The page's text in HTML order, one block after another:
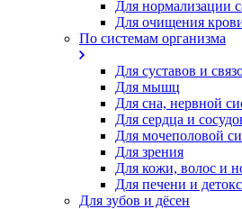
Для нормализации
Для очищения
По системам организма
Для суставов и
Для мышц
Для сна, нервной
Для сердца и
Для мочеполовой
Для зрения
Для кожи, волос и
Для печени и
Для зубов и дёсен